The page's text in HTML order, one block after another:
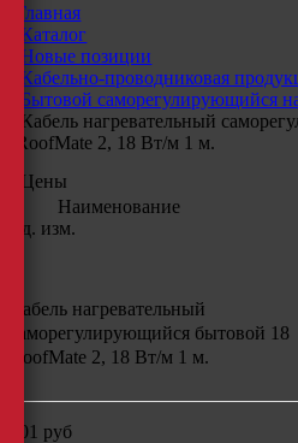
Главная
Каталог
Новые позиции
Кабельно-проводниковая
Бытовой саморегулирующийся
Кабель нагревательный
RoofMate 2, 18 Вт/м 1 м.
Цены
Наименование
Ед. изм.
Кабель нагревательный
саморегулирующийся бытовой 18
RoofMate 2, 18 Вт/м 1 м.
201 руб